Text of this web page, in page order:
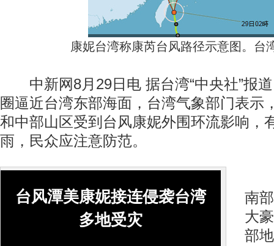
康妮台湾称康芮台风路径示意图。台
中新网8月29日电 据台湾“中央社”报道
圈逼近台湾东部海面，台湾气象部门表示
和中部山区受到台风康妮外围环流影响，
雨，民众应注意防范。
台风潭美康妮接连侵袭台湾
多地受灾
南
大
部